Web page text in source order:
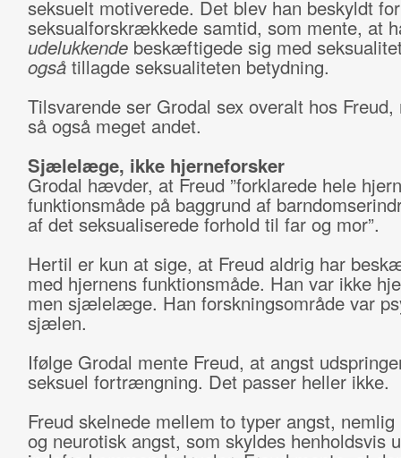
seksuelt motiverede. Det blev han beskyldt
seksualforskrækkede samtid, som mente, at
udelukkendebeskæftigede sig med
ogsåtillagde seksualiteten betydning.
Tilsvarende ser Grodal sex overalt hos Freud,
så også meget andet.
Sjælelæge, ikke hjerneforsker
Grodal hævder, at Freud ”forklarede hele
funktionsmåde på baggrund af
af det seksualiserede forhold til far og mor”.
Hertil er kun at sige, at Freud aldrig har
med hjernens funktionsmåde. Han var ikke
men sjælelæge. Han forskningsområde var
sjælen.
Ifølge Grodal mente Freud, at angst
seksuel fortrængning. Det passer heller ikke.
Freud skelnede mellem to typer angst, nemlig
og neurotisk angst, som skyldes henholdsvis